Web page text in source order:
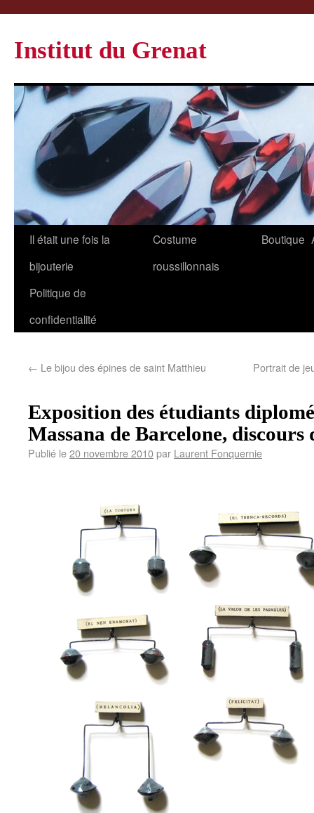
Institut du Grenat
Il était une fois la
bijouterie
Costume
roussillonnais
Boutique
Politique de
confidentialité
← Le bijou des épines de saint Matthieu Portrait de
Exposition des étudiants
Massana de Barcelone,
Publié le20 novembre 2010par Laurent Fonquernie